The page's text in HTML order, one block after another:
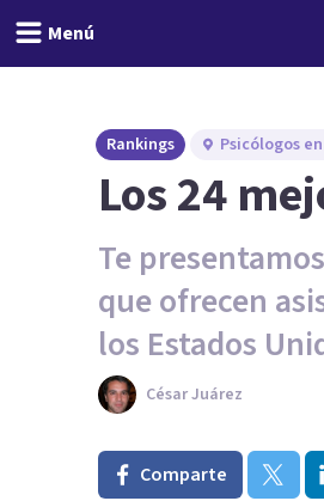
Menú
Rankings Psicólogos
Los 24
Te
que ofrecen
los Estados
César Juárez
Comparte